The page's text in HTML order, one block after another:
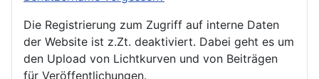
Die Registrierung zum Zugriff auf interne Daten
der Website ist z.Zt. deaktiviert. Dabei geht es um
den Upload von Lichtkurven und von Beiträgen
für Veröffentlichungen.